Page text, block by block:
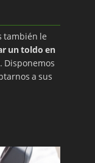
también le
un toldo en
Disponemos
a sus